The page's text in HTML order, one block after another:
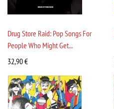
Drug Store Raid: Pop Songs For
People Who Might Get...
32,90€